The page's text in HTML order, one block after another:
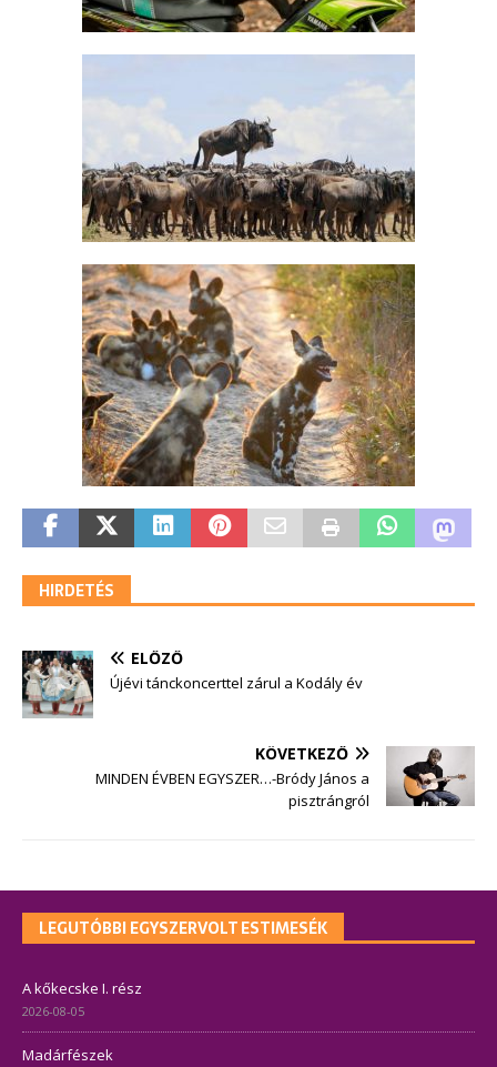
HIRDETÉS
ELŐZŐ
Újévi tánckoncerttel zárul a Kodály év
KÖVETKEZŐ
MINDEN ÉVBEN EGYSZER…-Bródy János a
pisztrángról
LEGUTÓBBI EGYSZERVOLT ESTIMESÉK
A kőkecske I. rész
2026-08-05
Madárfészek